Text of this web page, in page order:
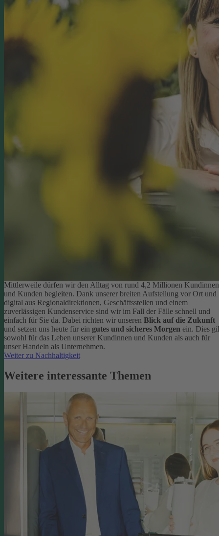
Mittlerweile dürfen wir den Alltag von rund 4,2 Millionen Kundinnen
und Kunden begleiten. Dank unserer breiten Aufstellung vor Ort und
digital aus Regionaldirektionen, Geschäftsstellen und einem
zuverlässigen Kundenservice sind wir im Fall der Fälle schnell und
einfach für Sie da. Dabei richten wir unseren Blick auf die Zukunft
und setzen uns heute für ein gutes und sicheres Morgen ein. Dies
sowohl für das Leben unserer Kundinnen und Kunden als auch für
unser Handeln als Unternehmen.
Weiter zu Nachhaltigkeit
Weitere interessante Themen